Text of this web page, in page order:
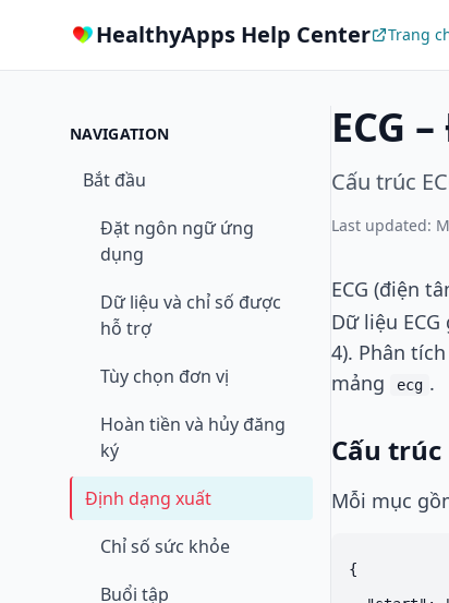
HealthyApps Help Center Trang
NAVIGATION
Bắt đầu
Đặt ngôn ngữ ứng
dụng
Dữ liệu và chỉ số được
hỗ trợ
Tùy chọn đơn vị
Hoàn tiền và hủy đăng
ký
Định dạng xuất
Chỉ số sức khỏe
Buổi tập
ECG
Cấu trúc
Last updated:
ECG (điện
Dữ liệu
4). Phân
mảng
ecg .
Cấu trúc
Mỗi mục
{